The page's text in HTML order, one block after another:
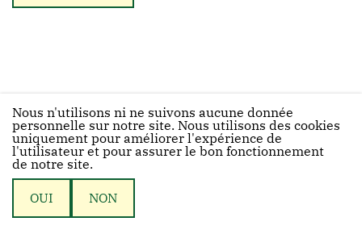
Nous n'utilisons ni ne suivons aucune donnée
personnelle sur notre site. Nous utilisons des cookies
uniquement pour améliorer l'expérience de
l'utilisateur et pour assurer le bon fonctionnement
de notre site.
OUI NON